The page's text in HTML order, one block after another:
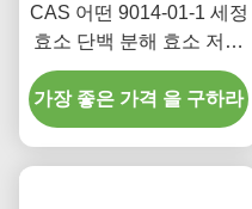
CAS 어떤 9014-01-1 세정
효소 단백 분해 효소 저하
100000 내지 1000000u
Ｇ
가장 좋은 가격 을 구하라